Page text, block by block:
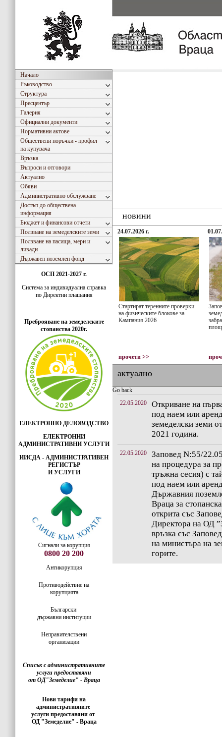
Начало
Ръководство
Структура
Пресцентър
Галерия
Официални документи
Нормативни актове
Обществени поръчки - профил
на купувача
Връзка
Въпроси и отговори
Актуално
Обяви
Административно обслужване
Достъп до обществена
информация
Бюджет и финансови отчети
Ползване на земеделските земи
Ползване на пасища, мери и
ливади
Държавен поземлен фонд
ОСП 2021-2027 г.
Система за индивидуaлна справка
по Директни плащания
Преброяване на земеделските
стопанства 2020г.
ЕЛЕКТРОННО ДЕЛОВОДСТВО
ЕЛЕКТРОННИ
АДМИНИСТРАТИВНИ УСЛУГИ
ИИСДА - АДМИНИСТРАТИВЕН
РЕГИСТЪР
И УСЛУГИ
Сигнали за корупция
0800 20 200
Антикорупция
Противодействие на
корупцията
Български
държавни институции
Неправителствени
организации
Списък с административните
услуги предоставяни
от ОД"Земеделие" - Враца
Нови тарифи на
административните
услуги предоставяни от
ОД "Земеделие" - Враца
новини
24.07.2026 г.
Стартират теренните проверки
на физическите блокове за
Кампания 2026
прочети >>
актуално
Go back
22.05.2020
Откриване на
под наем или
земеделски земи
2021 година.
22.05.2020
Заповед N:55/
на процедура за
тръжна сесия) с
под наем или
Държавния
Враца за
открита със
Директора на ОД
връзка със
на министъра на
горите.